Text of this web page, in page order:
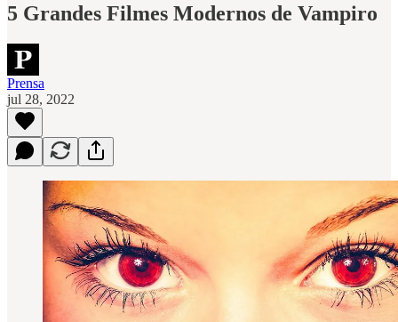
5 Grandes Filmes Modernos de Vampiro
Prensa
jul 28, 2022